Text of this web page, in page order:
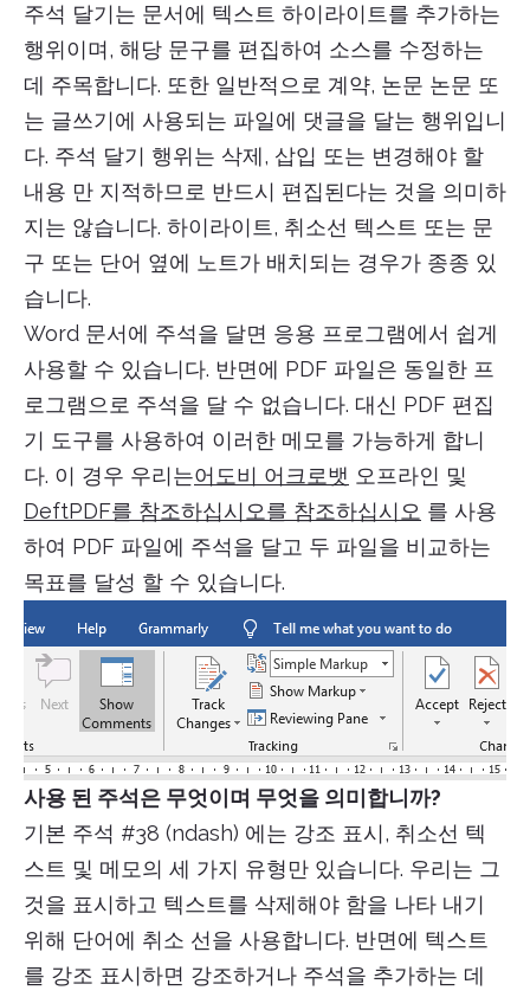
주석 달기는 문서에 텍스트 하이라이트를 추가하는
행위이며, 해당 문구를 편집하여 소스를 수정하는
데 주목합니다. 또한 일반적으로 계약, 논문 논문 또
는 글쓰기에 사용되는 파일에 댓글을 달는 행위입니
다. 주석 달기 행위는 삭제, 삽입 또는 변경해야 할
내용 만 지적하므로 반드시 편집된다는 것을 의미하
지는 않습니다. 하이라이트, 취소선 텍스트 또는 문
구 또는 단어 옆에 노트가 배치되는 경우가 종종 있
습니다.
Word 문서에 주석을 달면 응용 프로그램에서 쉽게
사용할 수 있습니다. 반면에 PDF 파일은 동일한 프
로그램으로 주석을 달 수 없습니다. 대신 PDF 편집
기 도구를 사용하여 이러한 메모를 가능하게 합니
다. 이 경우 우리는어도비 어크로뱃 오프라인 및
DeftPDF를 참조하십시오를 참조하십시오 를 사용
하여 PDF 파일에 주석을 달고 두 파일을 비교하는
목표를 달성 할 수 있습니다.
사용 된 주석은 무엇이며 무엇을 의미합니까?
기본 주석 #38 (ndash) 에는 강조 표시, 취소선 텍
스트 및 메모의 세 가지 유형만 있습니다. 우리는 그
것을 표시하고 텍스트를 삭제해야 함을 나타 내기
위해 단어에 취소 선을 사용합니다. 반면에 텍스트
를 강조 표시하면 강조하거나 주석을 추가하는 데